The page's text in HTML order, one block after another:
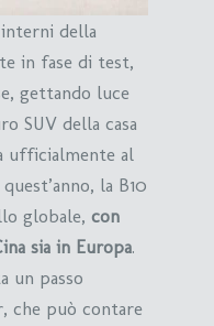
della
in fase di test,
gettando luce
SUV della casa
ufficialmente al
la B10
globale, con
sia in Europa.
un passo
che può contare